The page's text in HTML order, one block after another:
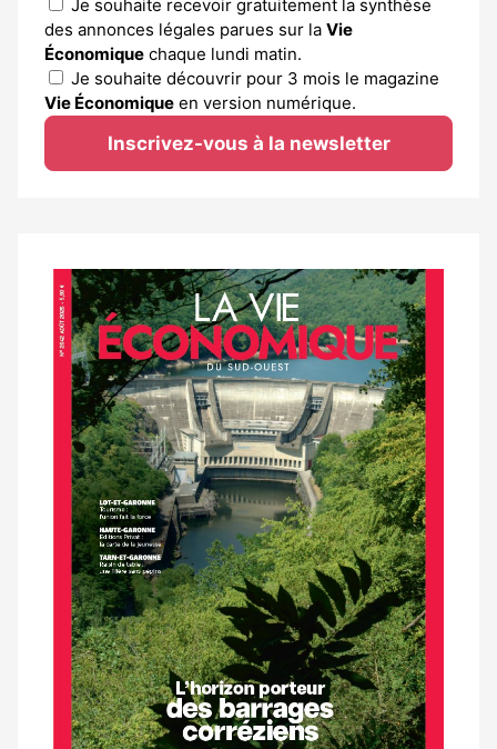
Je souhaite recevoir gratuitement la synthèse
des annonces légales parues sur la Vie
Économique chaque lundi matin.
Je souhaite découvrir pour 3 mois le magazine
Vie Économique en version numérique.
Inscrivez-vous à la newsletter
Notre
dernier
magazine